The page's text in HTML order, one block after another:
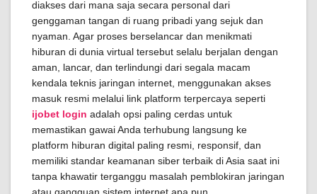
diakses dari mana saja secara personal dari
genggaman tangan di ruang pribadi yang sejuk dan
nyaman. Agar proses berselancar dan menikmati
hiburan di dunia virtual tersebut selalu berjalan dengan
aman, lancar, dan terlindungi dari segala macam
kendala teknis jaringan internet, menggunakan akses
masuk resmi melalui link platform terpercaya seperti
ijobet login adalah opsi paling cerdas untuk
memastikan gawai Anda terhubung langsung ke
platform hiburan digital paling resmi, responsif, dan
memiliki standar keamanan siber terbaik di Asia saat ini
tanpa khawatir terganggu masalah pemblokiran jaringan